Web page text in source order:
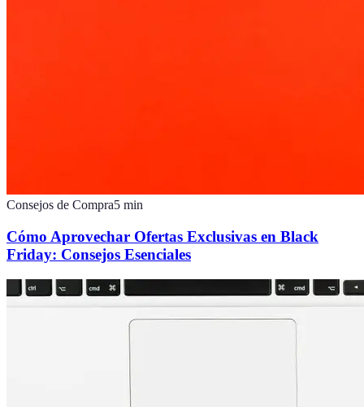
Consejos de Compra5 min
Cómo Aprovechar Ofertas Exclusivas en Black
Friday: Consejos Esenciales